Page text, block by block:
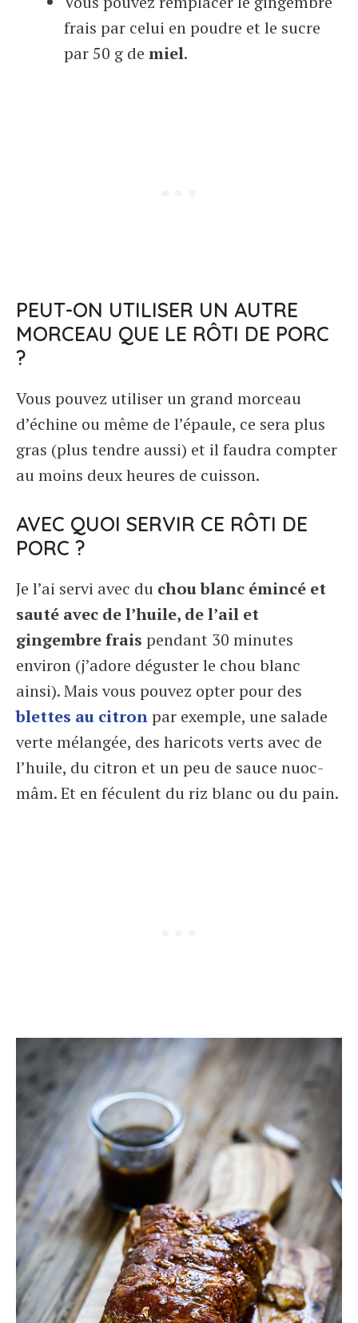
frais par celui en poudre et le sucre
par 50 g de miel.
PEUT-ON UTILISER UN AUTRE
MORCEAU QUE LE RÔTI DE PORC
?
Vous pouvez utiliser un grand morceau
d’échine ou même de l’épaule, ce sera plus
gras (plus tendre aussi) et il faudra compter
au moins deux heures de cuisson.
AVEC QUOI SERVIR CE RÔTI DE
PORC ?
Je l’ai servi avec du chou blanc émincé et
sauté avec de l’huile, de l’ail et
gingembre frais pendant 30 minutes
environ (j’adore déguster le chou blanc
ainsi). Mais vous pouvez opter pour des
blettes au citronpar exemple, une salade
verte mélangée, des haricots verts avec de
l’huile, du citron et un peu de sauce nuoc-
mâm. Et en féculent du riz blanc ou du pain.